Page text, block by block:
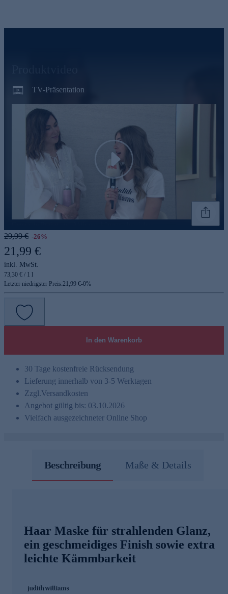
TV-Präsentation
Play
29,99 € -26%
21,99 €
inkl. MwSt.
73,30 € / 1 l
Letzter niedrigster Preis:21,99 €-0%
In den Warenkorb
30 Tage kostenfreie Rücksendung
Lieferung innerhalb von 3-5 Werktagen
Zzgl.Versandkosten
Angebot gültig bis: 03.10.2026
Vielfach ausgezeichneter Online Shop
Beschreibung Maße & Details
Haar Maske für strahlenden Glanz,
ein geschmeidiges Finish sowie extra
leichte Kämmbarkeit